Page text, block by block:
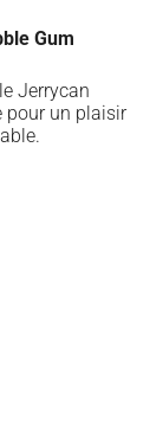
Gum
Jerrycan
pour un plaisir